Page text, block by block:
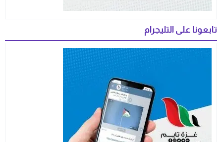
تابعونا على التليجرام